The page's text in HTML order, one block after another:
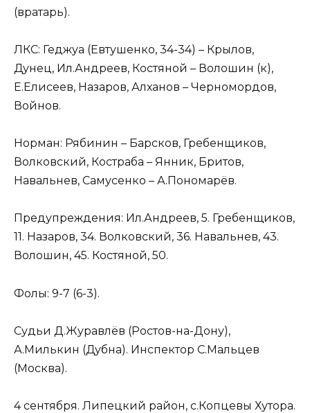
(вратарь).
ЛКС: Геджуа (Евтушенко, 34-34) – Крылов,
Дунец, Ил.Андреев, Костяной – Волошин (к),
Е.Елисеев, Назаров, Алханов – Черномордов,
Войнов.
Норман: Рябинин – Барсков, Гребенщиков,
Волковский, Костраба – Янник, Бритов,
Навальнев, Самусенко – А.Пономарёв.
Предупреждения: Ил.Андреев, 5. Гребенщиков,
11. Назаров, 34. Волковский, 36. Навальнев, 43.
Волошин, 45. Костяной, 50.
Фолы: 9-7 (6-3).
Судьи Д.Журавлёв (Ростов-на-Дону),
А.Милькин (Дубна). Инспектор С.Мальцев
(Москва).
4 сентября. Липецкий район, с.Копцевы Хутора.